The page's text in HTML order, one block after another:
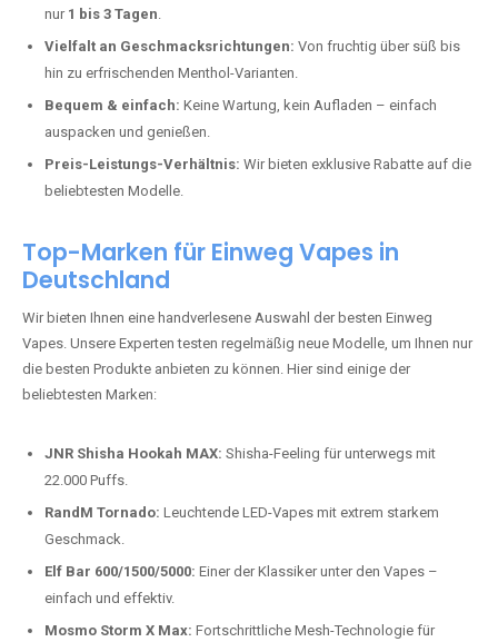
nur 1 bis 3 Tagen.
Vielfalt an Geschmacksrichtungen: Von fruchtig über süß bis
hin zu erfrischenden Menthol-Varianten.
Bequem & einfach: Keine Wartung, kein Aufladen – einfach
auspacken und genießen.
Preis-Leistungs-Verhältnis: Wir bieten exklusive Rabatte auf die
beliebtesten Modelle.
Top-Marken für Einweg Vapes in
Deutschland
Wir bieten Ihnen eine handverlesene Auswahl der besten Einweg
Vapes. Unsere Experten testen regelmäßig neue Modelle, um Ihnen nur
die besten Produkte anbieten zu können. Hier sind einige der
beliebtesten Marken:
JNR Shisha Hookah MAX: Shisha-Feeling für unterwegs mit
22.000 Puffs.
RandM Tornado: Leuchtende LED-Vapes mit extrem starkem
Geschmack.
Elf Bar 600/1500/5000: Einer der Klassiker unter den Vapes –
einfach und effektiv.
Mosmo Storm X Max: Fortschrittliche Mesh-Technologie für